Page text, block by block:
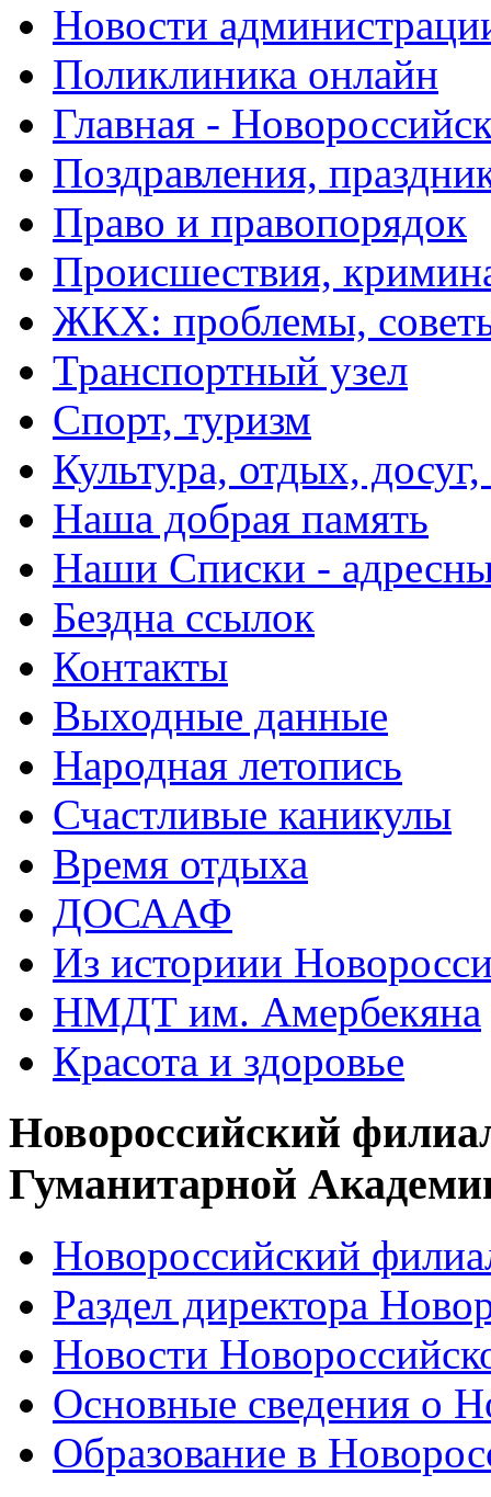
Новости
Поликлиника онлайн
Главная -
Поздравления,
Право и правопорядок
Происшествия,
ЖКХ: проблемы,
Транспортный узел
Спорт, туризм
Культура, отдых,
Наша добрая память
Наши Списки -
Бездна ссылок
Контакты
Выходные данные
Народная летопись
Счастливые каникулы
Время отдыха
ДОСААФ
Из историии
НМДТ им. Амербекяна
Красота и здоровье
Новороссийский
Гуманитарной
Новороссийский
Раздел директора
Новости
Основные сведения о
Образование в